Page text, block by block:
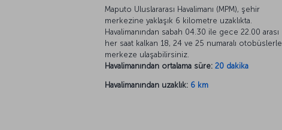
Maputo Uluslararası Havalimanı (MPM), şehir
merkezine yaklaşık 6 kilometre uzaklıkta.
Havalimanından sabah 04.30 ile gece 22.00 arası
her saat kalkan 18, 24 ve 25 numaralı otobüslerle
merkeze ulaşabilirsiniz.
Havalimanından ortalama süre: 20 dakika
Havalimanından uzaklık: 6 km